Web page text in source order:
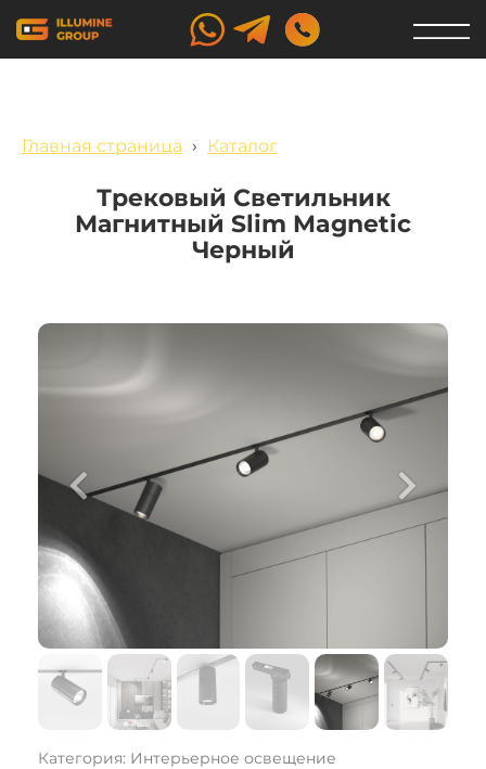
Главная страница › Каталог
Трековый Светильник
Магнитный Slim Magnetic
Черный
Категория: Интерьерное освещение